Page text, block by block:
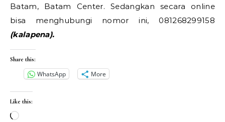
Batam, Batam Center. Sedangkan secara online
bisa menghubungi nomor ini, 081268299158
(kalapena).
Share this:
WhatsApp More
Like this:
Loading…